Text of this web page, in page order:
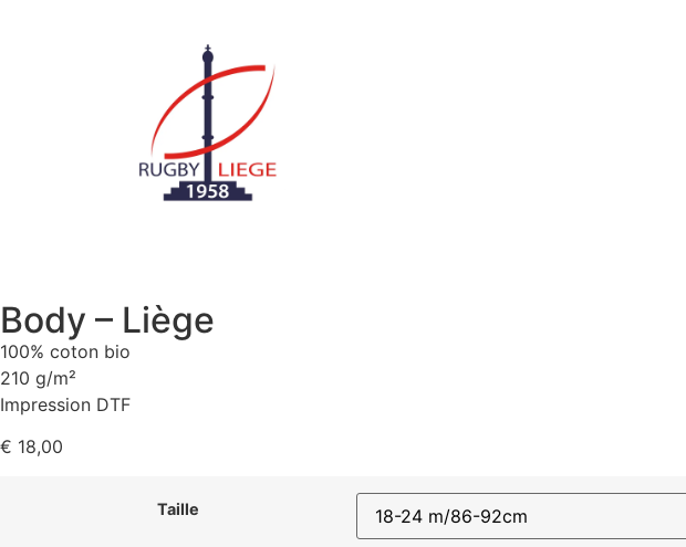
Body – Liège
100% coton bio
210 g/m²
Impression DTF
€ 18,00
Taille